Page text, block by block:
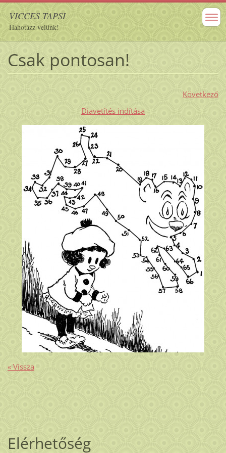
VICCES TAPSI
Hahotázz velünk!
Csak pontosan!
Következő
Diavetítés indítása
« Vissza
Elérhetőség